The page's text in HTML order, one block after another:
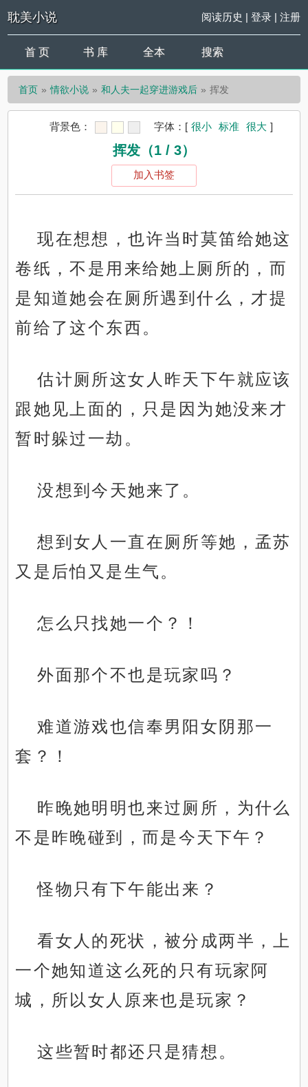
耽美小说 阅读历史 | 登录| 注册
首 页 书 库 全本 搜索
首页 情欲小说 和人夫一起穿进游戏后 挥发
背景色： 字体： [ 很小 标准 很大 ]
挥发（1 / 3）
加入书签
现在想想，也许当时莫笛给她这
卷纸，不是用来给她上厕所的，而
是知道她会在厕所遇到什么，才提
前给了这个东西。
估计厕所这女人昨天下午就应该
跟她见上面的，只是因为她没来才
暂时躲过一劫。
没想到今天她来了。
想到女人一直在厕所等她，孟苏
又是后怕又是生气。
怎么只找她一个？！
外面那个不也是玩家吗？
难道游戏也信奉男阳女阴那一
套？！
昨晚她明明也来过厕所，为什么
不是昨晚碰到，而是今天下午？
怪物只有下午能出来？
看女人的死状，被分成两半，上
一个她知道这么死的只有玩家阿
城，所以女人原来也是玩家？
这些暂时都还只是猜想。